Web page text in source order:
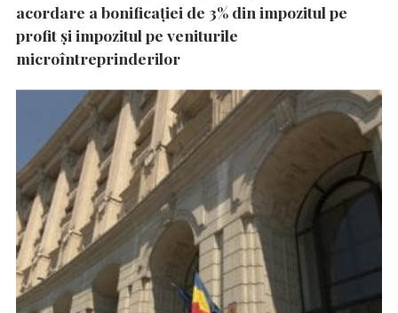
acordare a bonificației de 3% din impozitul pe
profit și impozitul pe veniturile
microîntreprinderilor